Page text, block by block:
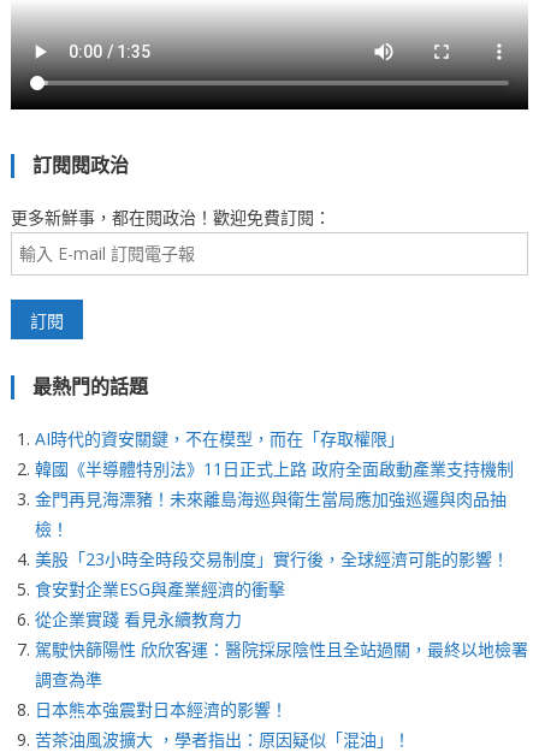
訂閱閱政治
更多新鮮事，都在閱政治！歡迎免費訂閱：
最熱門的話題
AI時代的資安關鍵，不在模型，而在「存取權限」
韓國《半導體特別法》11日正式上路 政府全面啟動產業支持機制
金門再見海漂豬！未來離島海巡與衛生當局應加強巡邏與肉品抽
檢！
美股「23小時全時段交易制度」實行後，全球經濟可能的影響！
食安對企業ESG與產業經濟的衝擊
從企業實踐 看見永續教育力
駕駛快篩陽性 欣欣客運：醫院採尿陰性且全站過關，最終以地檢署
調查為準
日本熊本強震對日本經濟的影響！
苦茶油風波擴大 ，學者指出：原因疑似「混油」！